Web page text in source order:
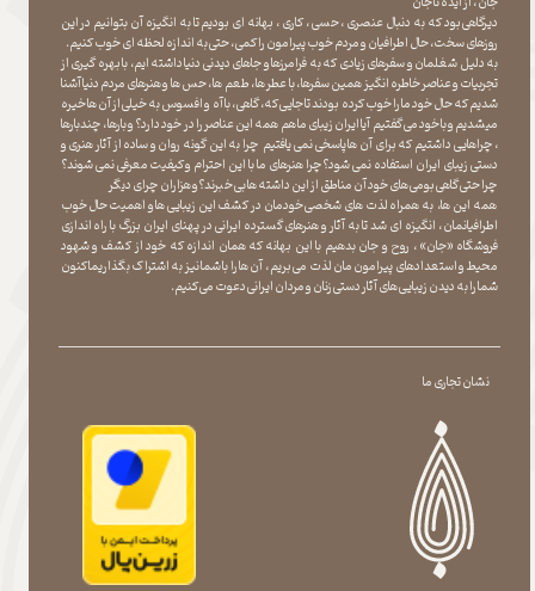
نشان تجاری ما
دیرگاهی بود که به دنبال عنصری ، حسی ، کاری ، بهانه ای بودیم تا به انگیزه آن بتوانیم در این
روزهای سخت ، حال اطرافیان و مردم خوب پیرامون را کمی ، حتی به اندازه لحظه ای خوب کنیم.
به دلیل شغلمان و سفرهای زیادی که به فرامرزها و جاهای دیدنی دنیا داشته ایم، با بهره گیری از
تجربیات و عناصر خاطره انگیز همین سفرها ، با عطر ها ، طعم ها ، حس ها و هنرهای مردم دنیا آشنا
شدیم که حال خود ما را خوب کرده بودند تا جایی که، گاهی ، با آه و افسوس به خیلی از آن ها خیره
میشدیم و با خود می گفتیم آیا ایران زیبای ما هم همه این عناصر را در خود دارد؟ و بارها ، چندبارها
، چراهایی داشتیم که برای آن ها پاسخی نمی یافتیم چرا به این گونه روان و ساده از آثار هنری و
دستی زیبای ایران استفاده نمی شود؟چرا هنرهای ما با این احترام و کیفیت معرفی نمی شوند؟
چرا حتی گاهی بومی های خود آن مناطق از این داشته ها بی خبرند؟و هزاران چرای دیگر
​​​​​​​ همه این ها، به همراه لذت های شخصی خودمان در کشف این زیبایی ها و اهمیت حال خوب
اطرافیانمان ، انگیزه ای شد تا به آثار و هنرهای گسترده ایرانی در پهنای ایران بزرگ با راه اندازی
فروشگاه «جان» ، روح و جان بدهیم با این بهانه که همان اندازه که خود از کشف و شهود
محیط و استعدادهای پیرامون مان لذت می بریم ، آن ها را با شما نیز به اشتراک بگذاریماکنون
شما را به دیدن زیبایی های آثار دستی زنان و مردان ایرانی دعوت می کنیم.